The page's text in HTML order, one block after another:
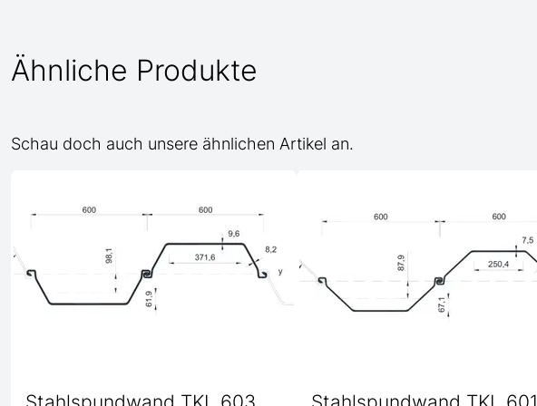
Ähnliche Produkte
Schau doch auch unsere ähnlichen Artikel an.